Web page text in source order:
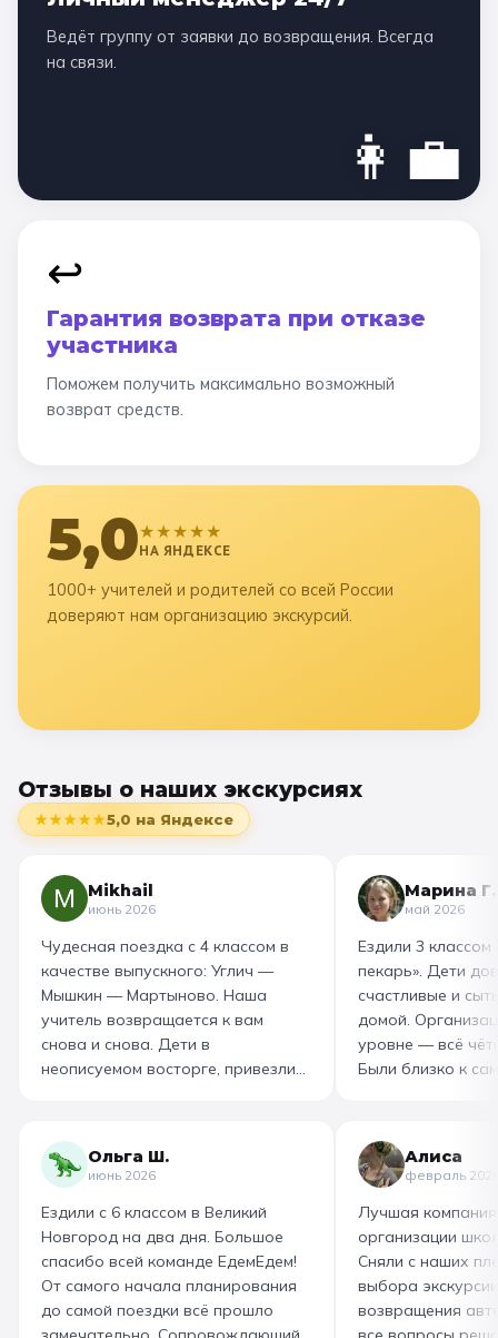
Ведёт группу от заявки до возвращения. Всегда
на связи.
👩‍💼
↩️
Гарантия возврата при отказе
участника
Поможем получить максимально возможный
возврат средств.
5,0★★★★★
НА ЯНДЕКСЕ
1000+ учителей и родителей со всей России
доверяют нам организацию экскурсий.
Отзывы о наших экскурсиях
★★★★★5,0 на Яндексе
Mikhail
июнь 2026
Чудесная поездка с 4 классом в
качестве выпускного: Углич —
Мышкин — Мартыново. Наша
учитель возвращается к вам
снова и снова. Дети в
неописуемом восторге, привезли
маршрут для себя, настолько
интересно и насыщенно было.
Огромная благодарность
организатору! Вы лучшие: от
выбора супер-маршрута, питания,
гостиницы, тайминга, до
интересного экскурсовода и
приятного водителя. Всё на
Марина Г.
май 2026
Ездили 3 классом
пекарь». Дети
счастливые и
домой.
уровне — всё
Были близко к
гигантский
изготовили
слоёного теста,
со скоморохом,
загадками. В
горячие
производстве
вкусный и
Ольга Ш.
июнь 2026
Ездили с 6 классом в Великий
Новгород на два дня. Большое
спасибо всей команде ЕдемЕдем!
От самого начала планирования
до самой поездки всё прошло
Алиса
февраль
Лучшая
организации
Сняли с наших
выбора
возвращения